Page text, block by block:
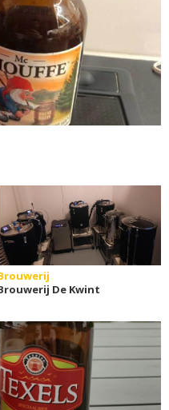
De Kwint